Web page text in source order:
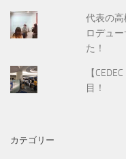
代表の
ロデュ
た！
【
目！
カテゴリー